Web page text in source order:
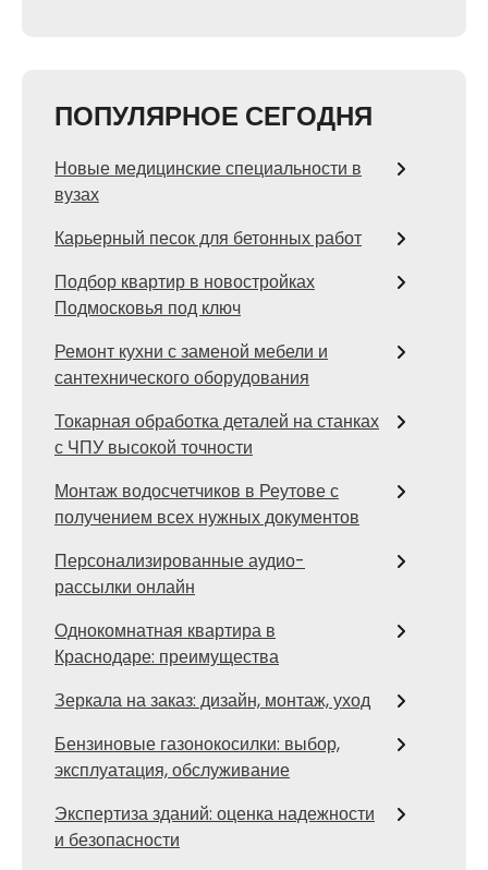
ПОПУЛЯРНОЕ СЕГОДНЯ
Новые медицинские специальности в
вузах
Карьерный песок для бетонных работ
Подбор квартир в новостройках
Подмосковья под ключ
Ремонт кухни с заменой мебели и
сантехнического оборудования
Токарная обработка деталей на станках
с ЧПУ высокой точности
Монтаж водосчетчиков в Реутове с
получением всех нужных документов
Персонализированные аудио-
рассылки онлайн
Однокомнатная квартира в
Краснодаре: преимущества
Зеркала на заказ: дизайн, монтаж, уход
Бензиновые газонокосилки: выбор,
эксплуатация, обслуживание
Экспертиза зданий: оценка надежности
и безопасности